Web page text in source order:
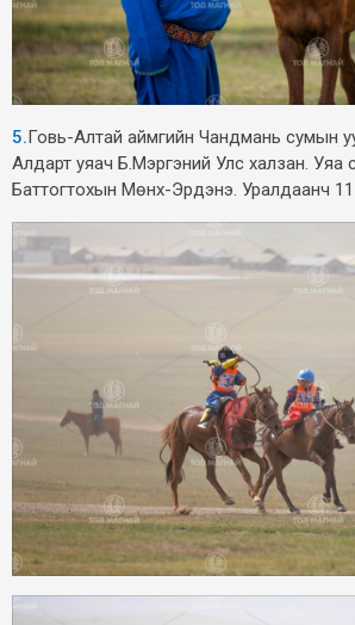
5.Говь-Алтай аймгийн Чандмань сумын
Алдарт уяач Б.Мэргэний Улс халзан. Уяа
Баттогтохын Мөнх-Эрдэнэ. Уралдаанч